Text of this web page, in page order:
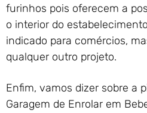
furinhos pois oferecem a
o interior do
indicado para comércios,
qualquer outro projeto.
Enfim, vamos dizer sobre a
Garagem de Enrolar em